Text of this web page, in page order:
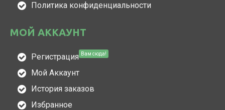
Политика конфиденциальности
МОЙ АККАУНТ
Регистрация Вам сюда!
Мой Аккаунт
История заказов
Избранное